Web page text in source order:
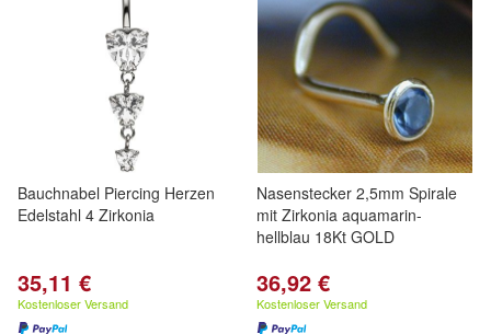
Bauchnabel Piercing Herzen
Edelstahl 4 Zirkonia
35,11 €
Kostenloser Versand
Nasenstecker 2,5mm Spirale
mit Zirkonia aquamarin-
hellblau 18Kt GOLD
36,92 €
Kostenloser Versand